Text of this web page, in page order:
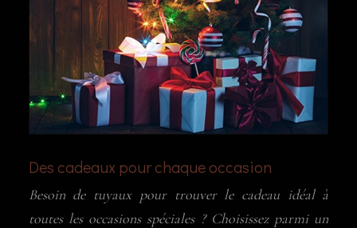
Des cadeaux pour chaque occasion
Besoin de tuyaux pour trouver le cadeau idéal à
toutes les occasions spéciales ? Choisissez parmi un